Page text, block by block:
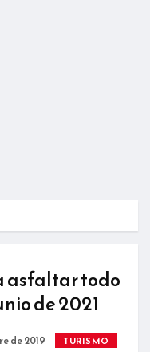
asfaltar todo
de 2021
de 2019 TURISMO